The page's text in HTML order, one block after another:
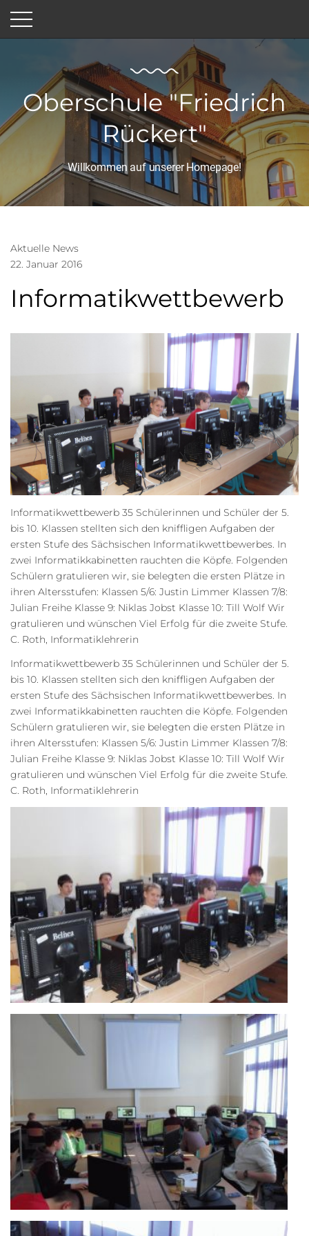
Oberschule "Friedrich
Rückert"
Willkommen auf unserer Homepage!
Aktuelle News
22. Januar 2016
Informatikwettbewerb
Informatikwettbewerb 35 Schülerinnen und Schüler der 5.
bis 10. Klassen stellten sich den kniffligen Aufgaben der
ersten Stufe des Sächsischen Informatikwettbewerbes. In
zwei Informatikkabinetten rauchten die Köpfe. Folgenden
Schülern gratulieren wir, sie belegten die ersten Plätze in
ihren Altersstufen: Klassen 5/6: Justin Limmer Klassen 7/8:
Julian Freihe Klasse 9: Niklas Jobst Klasse 10: Till Wolf Wir
gratulieren und wünschen Viel Erfolg für die zweite Stufe.
C. Roth, Informatiklehrerin
Informatikwettbewerb 35 Schülerinnen und Schüler der 5.
bis 10. Klassen stellten sich den kniffligen Aufgaben der
ersten Stufe des Sächsischen Informatikwettbewerbes. In
zwei Informatikkabinetten rauchten die Köpfe. Folgenden
Schülern gratulieren wir, sie belegten die ersten Plätze in
ihren Altersstufen: Klassen 5/6: Justin Limmer Klassen 7/8:
Julian Freihe Klasse 9: Niklas Jobst Klasse 10: Till Wolf Wir
gratulieren und wünschen Viel Erfolg für die zweite Stufe.
C. Roth, Informatiklehrerin